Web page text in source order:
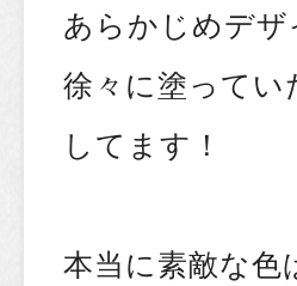
あらかじめデ
徐々に塗って
してます！
本当に素敵な